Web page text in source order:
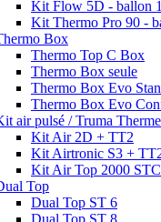
Kit Flow 5D - ballon
Kit Thermo Pro 90 -
Box
Thermo Top C Box
Thermo Box seule
Thermo Box Evo
Thermo Box Evo
air pulsé / Truma Therme
Kit Air 2D + TT2
Kit Airtronic S3 +
Kit Air Top 2000
Top
Dual Top ST 6
Dual Top ST 8